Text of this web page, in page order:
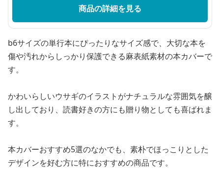
商品の詳細を見る
b6サイズの単行本にぴったりなサイズ感で、大切な本を
傷や汚れからしっかり保護できる麻表紙素材の本カバーで
す。
かわいらしいウサギのイラストがナチュラルな雰囲気を醸
し出しており、読書好きの方にも贈り物としても喜ばれま
す。
本カバーおすすめ5選のなかでも、素朴でほっこりとした
デザインを好む方に特におすすめの商品です。